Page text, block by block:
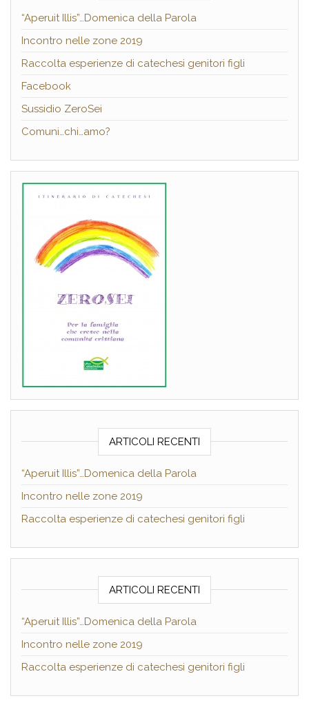
“Aperuit Illis”…Domenica della Parola
Incontro nelle zone 2019
Raccolta esperienze di catechesi genitori figli
Facebook
Sussidio ZeroSei
Comuni…chi…amo?
ARTICOLI RECENTI
“Aperuit Illis”…Domenica della Parola
Incontro nelle zone 2019
Raccolta esperienze di catechesi genitori figli
ARTICOLI RECENTI
“Aperuit Illis”…Domenica della Parola
Incontro nelle zone 2019
Raccolta esperienze di catechesi genitori figli